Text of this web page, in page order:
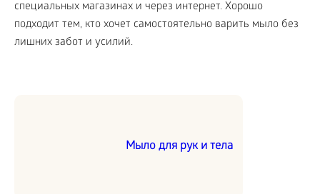
специальных магазинах и через интернет. Хорошо
подходит тем, кто хочет самостоятельно варить мыло без
лишних забот и усилий.
Мыло для рук и тела